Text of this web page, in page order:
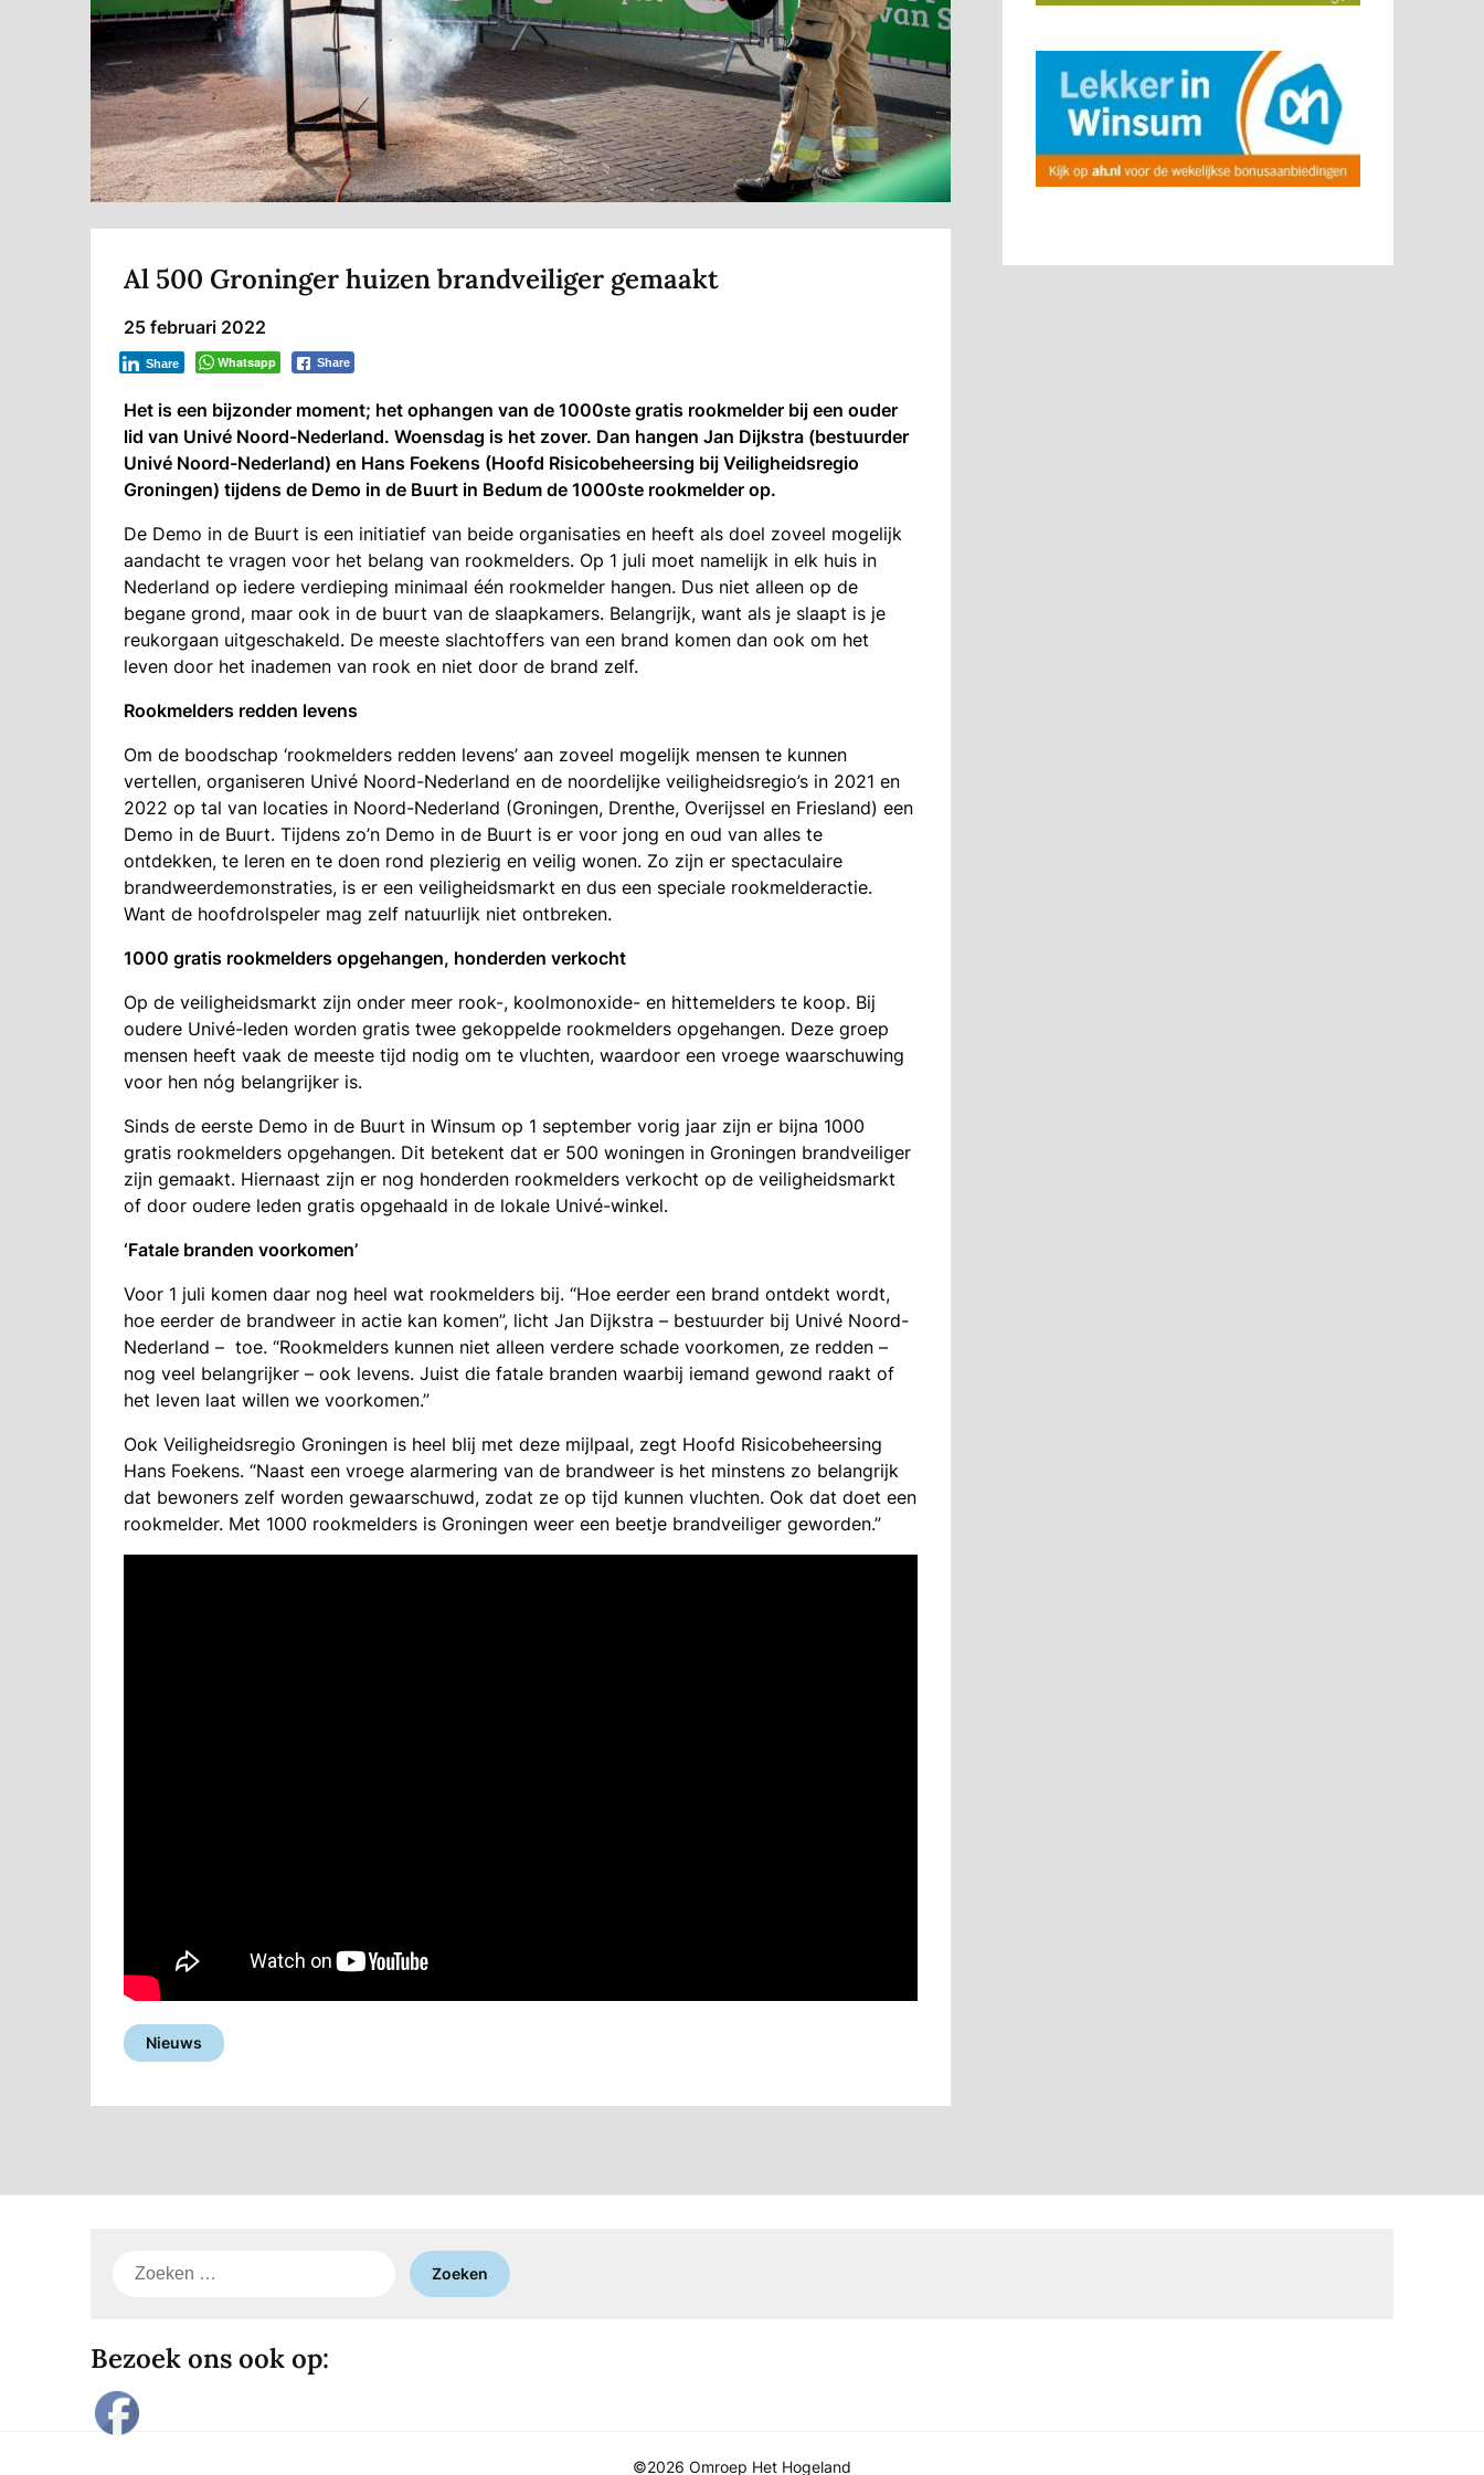
Al 500 Groninger huizen brandveiliger gemaakt
25 februari 2022
Whatsapp Share
Share
Het is een bijzonder moment; het ophangen van de 1000ste gratis rookmelder bij een ouder
lid van Univé Noord-Nederland. Woensdag is het zover. Dan hangen Jan Dijkstra (bestuurder
Univé Noord-Nederland) en Hans Foekens (Hoofd Risicobeheersing bij Veiligheidsregio
Groningen) tijdens de Demo in de Buurt in Bedum de 1000ste rookmelder op.
De Demo in de Buurt is een initiatief van beide organisaties en heeft als doel zoveel mogelijk
aandacht te vragen voor het belang van rookmelders. Op 1 juli moet namelijk in elk huis in
Nederland op iedere verdieping minimaal één rookmelder hangen. Dus niet alleen op de
begane grond, maar ook in de buurt van de slaapkamers. Belangrijk, want als je slaapt is je
reukorgaan uitgeschakeld. De meeste slachtoffers van een brand komen dan ook om het
leven door het inademen van rook en niet door de brand zelf.
Rookmelders redden levens
Om de boodschap ‘rookmelders redden levens’ aan zoveel mogelijk mensen te kunnen
vertellen, organiseren Univé Noord-Nederland en de noordelijke veiligheidsregio’s in 2021 en
2022 op tal van locaties in Noord-Nederland (Groningen, Drenthe, Overijssel en Friesland) een
Demo in de Buurt. Tijdens zo’n Demo in de Buurt is er voor jong en oud van alles te
ontdekken, te leren en te doen rond plezierig en veilig wonen. Zo zijn er spectaculaire
brandweerdemonstraties, is er een veiligheidsmarkt en dus een speciale rookmelderactie.
Want de hoofdrolspeler mag zelf natuurlijk niet ontbreken.
1000 gratis rookmelders opgehangen, honderden verkocht
Op de veiligheidsmarkt zijn onder meer rook-, koolmonoxide- en hittemelders te koop. Bij
oudere Univé-leden worden gratis twee gekoppelde rookmelders opgehangen. Deze groep
mensen heeft vaak de meeste tijd nodig om te vluchten, waardoor een vroege waarschuwing
voor hen nóg belangrijker is.
Sinds de eerste Demo in de Buurt in Winsum op 1 september vorig jaar zijn er bijna 1000
gratis rookmelders opgehangen. Dit betekent dat er 500 woningen in Groningen brandveiliger
zijn gemaakt. Hiernaast zijn er nog honderden rookmelders verkocht op de veiligheidsmarkt
of door oudere leden gratis opgehaald in de lokale Univé-winkel.
‘Fatale branden voorkomen’
Voor 1 juli komen daar nog heel wat rookmelders bij. “Hoe eerder een brand ontdekt wordt,
hoe eerder de brandweer in actie kan komen”, licht Jan Dijkstra – bestuurder bij Univé Noord-
Nederland – toe. “Rookmelders kunnen niet alleen verdere schade voorkomen, ze redden –
nog veel belangrijker – ook levens. Juist die fatale branden waarbij iemand gewond raakt of
het leven laat willen we voorkomen.”
Ook Veiligheidsregio Groningen is heel blij met deze mijlpaal, zegt Hoofd Risicobeheersing
Hans Foekens. “Naast een vroege alarmering van de brandweer is het minstens zo belangrijk
dat bewoners zelf worden gewaarschuwd, zodat ze op tijd kunnen vluchten. Ook dat doet een
rookmelder. Met 1000 rookmelders is Groningen weer een beetje brandveiliger geworden.”
Nieuws
Zoeken
Bezoek ons ook op:
©2026 Omroep Het Hogeland